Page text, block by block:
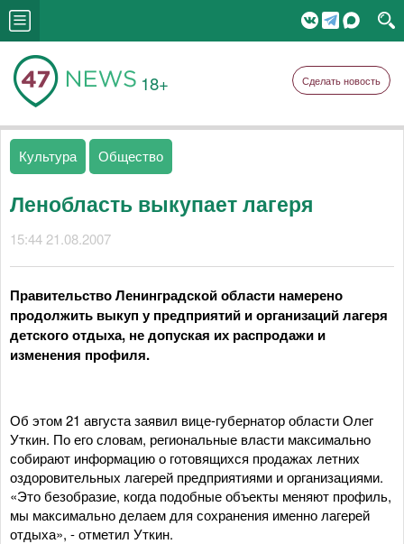
18+ Сделать новость
Культура Общество
Ленобласть выкупает лагеря
15:44 21.08.2007
Правительство Ленинградской области намерено
продолжить выкуп у предприятий и организаций лагеря
детского отдыха, не допуская их распродажи и
изменения профиля.
Об этом 21 августа заявил вице-губернатор области Олег
Уткин. По его словам, региональные власти максимально
собирают информацию о готовящихся продажах летних
оздоровительных лагерей предприятиями и организациями.
«Это безобразие, когда подобные объекты меняют профиль,
мы максимально делаем для сохранения именно лагерей
отдыха», - отметил Уткин.